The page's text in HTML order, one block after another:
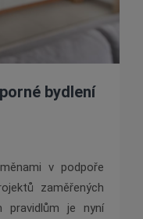
bydlení
v podpoře
zaměřených
pravidlům je nyní